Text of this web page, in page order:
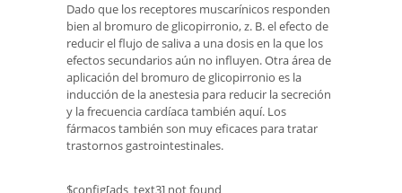
Dado que los receptores muscarínicos responden
bien al bromuro de glicopirronio, z. B. el efecto de
reducir el flujo de saliva a una dosis en la que los
efectos secundarios aún no influyen. Otra área de
aplicación del bromuro de glicopirronio es la
inducción de la anestesia para reducir la secreción
y la frecuencia cardíaca también aquí. Los
fármacos también son muy eficaces para tratar
trastornos gastrointestinales.
$config[ads_text3] not found